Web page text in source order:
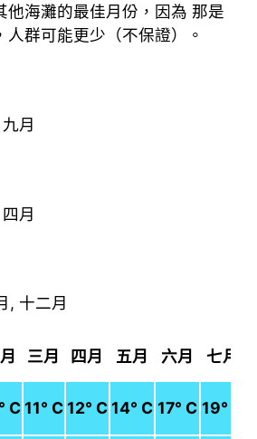
海灘的最佳月份，因為 那是
人群可能更少（不保證）。
月
月
, 十二月
三月 四月 五月 六月 七月
C 11° C 12° C 14° C 17° C 19° C